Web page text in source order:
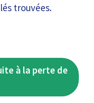
trouvées.
à la perte de